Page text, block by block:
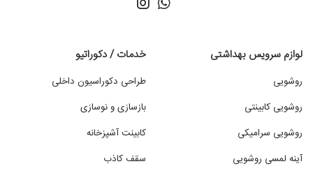
لوازم سرویس بهداشتی
روشویی
روشویی کابینتی
روشویی سرامیکی
آینه لمسی روشویی
خدمات / دکوراتیو
طراحی دکوراسیون داخلی
بازسازی و نوسازی
کابینت آشپزخانه
سقف کاذب